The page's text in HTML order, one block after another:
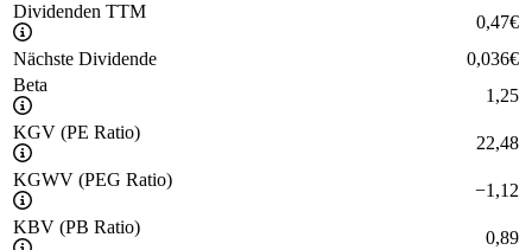
Dividenden TTM
0,47€
Nächste Dividende
0,036€
Beta
1,25
KGV (PE Ratio)
22,48
KGWV (PEG Ratio)
−1,12
KBV (PB Ratio)
0,89